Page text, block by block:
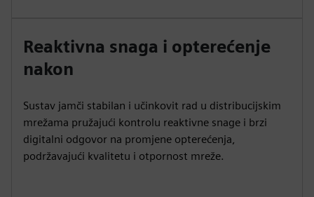
Reaktivna snaga i opterećenje
nakon
Sustav jamči stabilan i učinkovit rad u distribucijskim
mrežama pružajući kontrolu reaktivne snage i brzi
digitalni odgovor na promjene opterećenja,
podržavajući kvalitetu i otpornost mreže.